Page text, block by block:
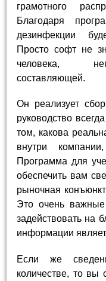
грамотного
Благодаря
дезинфекции
Просто софт не
человека,
составляющей.
Он реализует
руководство
том, какова
внутри
Программа для
обеспечить вам
рыночная
Это очень
задействовать на
информации
Если же
количестве, то вы